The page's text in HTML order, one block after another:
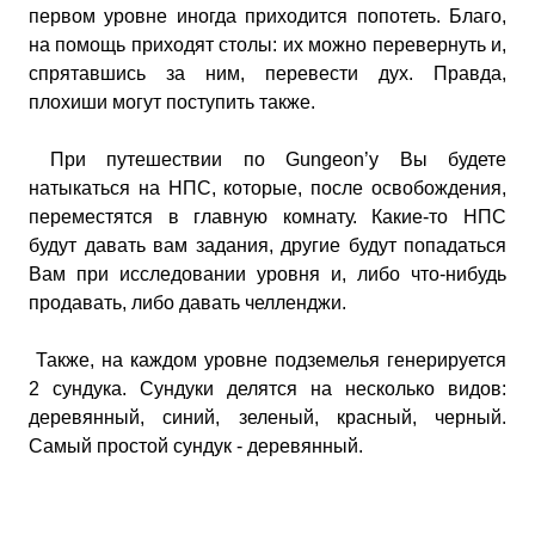
первом уровне иногда приходится попотеть. Благо,
на помощь приходят столы: их можно перевернуть и,
спрятавшись за ним, перевести дух. Правда,
плохиши могут поступить также.
При путешествии по Gungeon’у Вы будете
натыкаться на НПС, которые, после освобождения,
переместятся в главную комнату. Какие-то НПС
будут давать вам задания, другие будут попадаться
Вам при исследовании уровня и, либо что-нибудь
продавать, либо давать челленджи.
Также, на каждом уровне подземелья генерируется
2 сундука. Сундуки делятся на несколько видов:
деревянный, синий, зеленый, красный, черный.
Самый простой сундук - деревянный.